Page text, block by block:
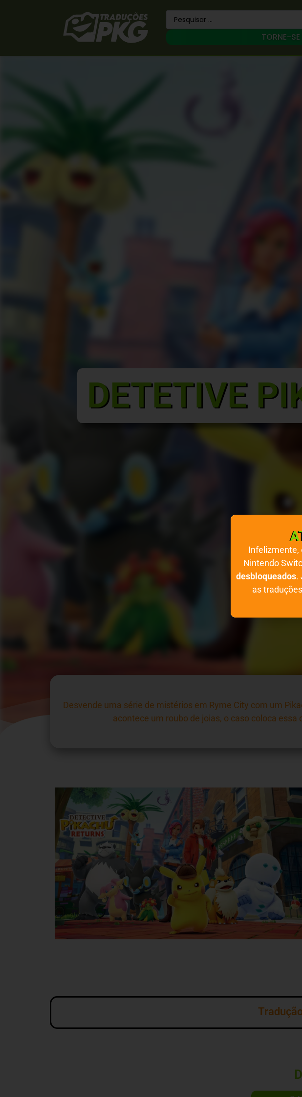
TORNE-
DETETIVE
Desvende uma série de mistérios em Ryme City com um
acontece um roubo de joias, o caso coloca
Infelizmente,
Nintendo
desbloqueados.
as traduções